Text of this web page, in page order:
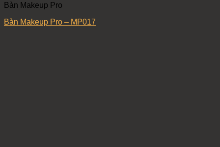
Bàn Makeup Pro
Bàn Makeup Pro – MP017